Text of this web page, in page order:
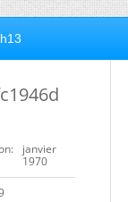
janvier
1970